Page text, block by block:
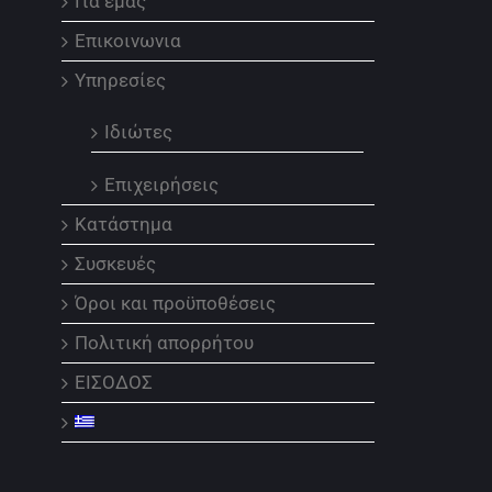
Επικοινωνια
Υπηρεσίες
Ιδιώτες
Επιχειρήσεις
Κατάστημα
Συσκευές
Όροι και προϋποθέσεις
Πολιτική απορρήτου
ΕΙΣΟΔΟΣ